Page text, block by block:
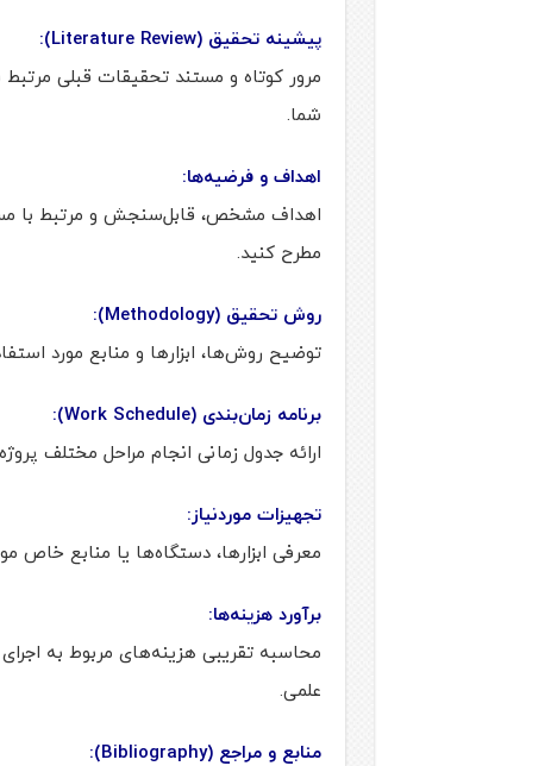
پیشینه تحقیق (Literature Review):
مرور کوتاه و مستند تحقیقات قبلی مرتبط
شما.
اهداف و فرضیه‌ها:
اهداف مشخص، قابل‌سنجش و مرتبط با
مطرح کنید.
روش تحقیق (Methodology):
توضیح روش‌ها، ابزارها و منابع مورد
برنامه زمان‌بندی (Work Schedule):
ارائه جدول زمانی انجام مراحل مختلف
تجهیزات موردنیاز:
معرفی ابزارها، دستگاه‌ها یا منابع خاص
برآورد هزینه‌ها:
محاسبه تقریبی هزینه‌های مربوط به
علمی.
منابع و مراجع (Bibliography):